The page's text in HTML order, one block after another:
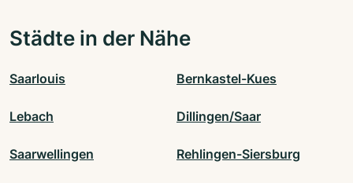
Städte in der Nähe
Saarlouis Bernkastel-Kues
Lebach Dillingen/Saar
Saarwellingen Rehlingen-Siersburg